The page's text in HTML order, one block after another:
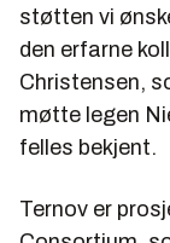
støtten vi
den erfarne
Christensen,
møtte legen
felles bekjent.
Ternov er